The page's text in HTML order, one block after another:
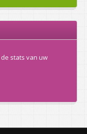
stats van uw